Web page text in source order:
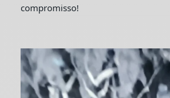
compromisso!